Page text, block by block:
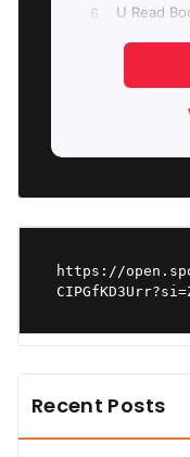
https://
Recent Posts